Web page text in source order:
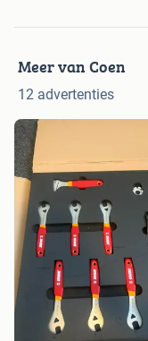
Meer van Coen
12 advertenties